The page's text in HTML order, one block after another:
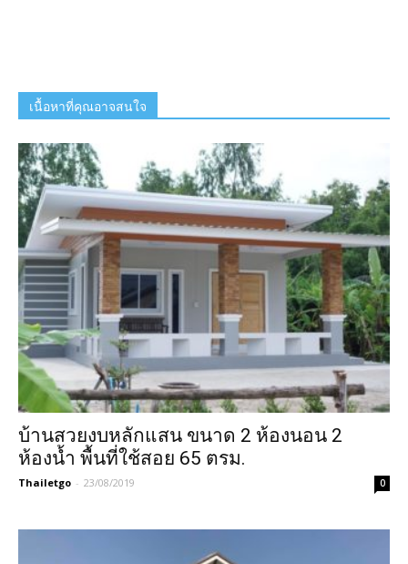
เนื้อหาที่คุณอาจสนใจ
บ้านสวยงบหลักแสน ขนาด 2 ห้องนอน 2
ห้องน้ำ พื้นที่ใช้สอย 65 ตรม.
Thailetgo - 23/08/2019 0